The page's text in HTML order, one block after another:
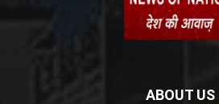
ABOUT US